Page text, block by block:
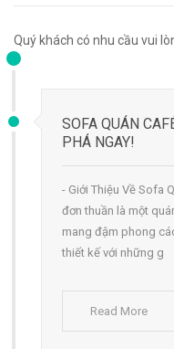
Quý khách có nhu cầu vui
SOFA QUÁN
PHÁ NGAY!
- Giới Thiệu Về Sofa
đơn thuần là một
mang đậm phong
thiết kế với những g
Read More